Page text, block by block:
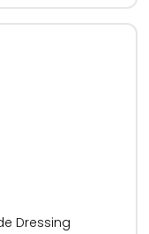
Dressing